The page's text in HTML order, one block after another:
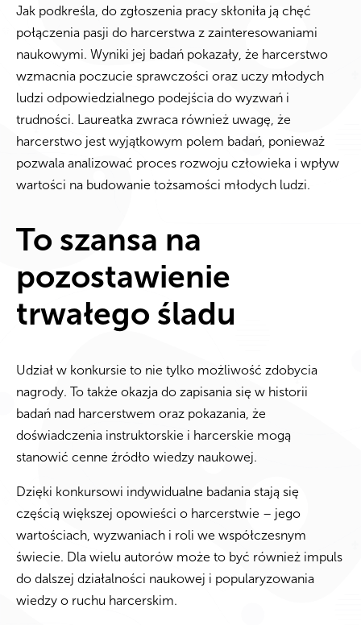
Jak podkreśla, do zgłoszenia pracy skłoniła ją chęć
połączenia pasji do harcerstwa z zainteresowaniami
naukowymi. Wyniki jej badań pokazały, że harcerstwo
wzmacnia poczucie sprawczości oraz uczy młodych
ludzi odpowiedzialnego podejścia do wyzwań i
trudności. Laureatka zwraca również uwagę, że
harcerstwo jest wyjątkowym polem badań, ponieważ
pozwala analizować proces rozwoju człowieka i wpływ
wartości na budowanie tożsamości młodych ludzi.
To szansa na
pozostawienie
trwałego śladu
Udział w konkursie to nie tylko możliwość zdobycia
nagrody. To także okazja do zapisania się w historii
badań nad harcerstwem oraz pokazania, że
doświadczenia instruktorskie i harcerskie mogą
stanowić cenne źródło wiedzy naukowej.
Dzięki konkursowi indywidualne badania stają się
częścią większej opowieści o harcerstwie – jego
wartościach, wyzwaniach i roli we współczesnym
świecie. Dla wielu autorów może to być również impuls
do dalszej działalności naukowej i popularyzowania
wiedzy o ruchu harcerskim.